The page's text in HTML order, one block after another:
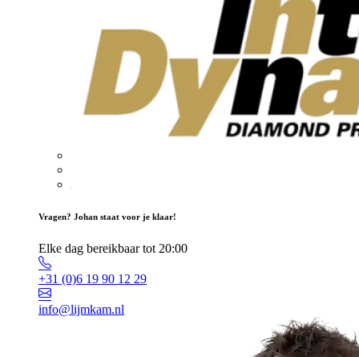
Vragen? Johan staat voor je klaar!
Elke dag bereikbaar tot 20:00
+31 (0)6 19 90 12 29
info@lijmkam.nl